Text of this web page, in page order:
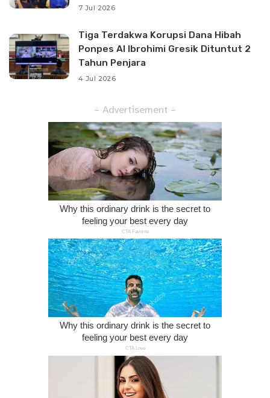
7 Jul 2026
Tiga Terdakwa Korupsi Dana Hibah
Ponpes Al Ibrohimi Gresik Dituntut 2
Tahun Penjara
4 Jul 2026
– Advertisement –